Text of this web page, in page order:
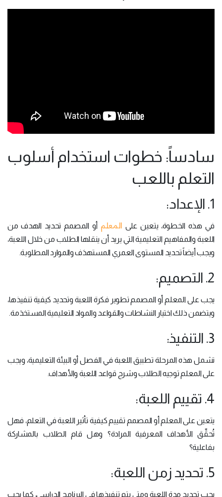
سادساً: خطوات استخدام أسلوب
التعلم باللعب
1. الإعداد:
في هذه الخطوة، يتعين على المعلم أو المصمم تحديد الهدف من
اللعبة والمفاهيم التعليمية التي يريد أن ينقلها الطلاب من خلال اللعبة،
ويجب أيضاً تحديد المستوى العمري المستهدَف والموارد المطلوبة.
2. التصميم:
يجب على المعلم أو المصمم تطوير فكرة اللعبة وتحديد كيفية تنفيذها،
ويتضمن ذلك اختيار النشاطات والقواعد والمواد التعليمية المستخدَمة.
3. التنفيذ:
تشمل هذه المرحلة تطبيق اللعبة في الفصل أو البيئة التعليمية، ويجب
على المعلم توجيه الطلاب وشرح قواعد اللعبة والأهداف.
4. تقييم اللعبة:
يتعين على المعلم أو المصمم تقييم كيفية تأثير اللعبة في التعلم، فهل
تُحقِّق الأهداف المعرفية المرادة؟ وهل قام الطلاب بالمشاركة
بفاعلية؟
5. تحديد زمن اللعبة:
يجب تحديد مدة اللعبة ومتى يتم تنفيذها في البرنامج الدراسي، كما يجب